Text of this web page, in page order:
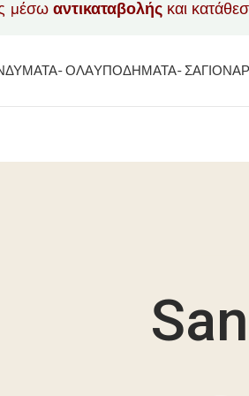
ΟΛΑΥΠΟΔΗΜΑΤΑ-
μέσω αντικαταβολής και